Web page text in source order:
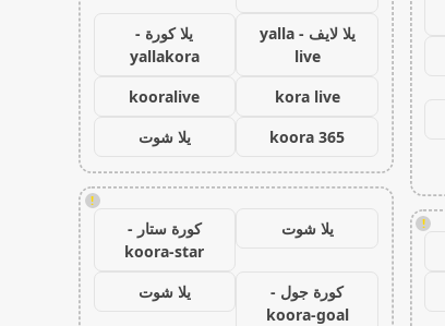
!
يلا لايف - yalla
live
يلا كورة -
yallakora
kora live
kooralive
koora 365
يلا شوت
!
يلا شوت
كورة ستار -
koora-star
كورة جول -
koora-goal
يلا شوت